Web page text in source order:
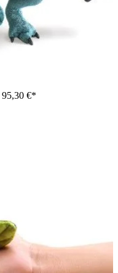
95,30 €*